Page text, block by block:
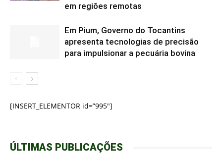
em regiões remotas
Em Pium, Governo do Tocantins
apresenta tecnologias de precisão
para impulsionar a pecuária bovina
[INSERT_ELEMENTOR id=”995″]
ÚLTIMAS PUBLICAÇÕES